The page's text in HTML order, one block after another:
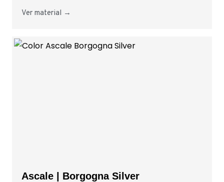
Ver material →
Ascale | Borgogna Silver